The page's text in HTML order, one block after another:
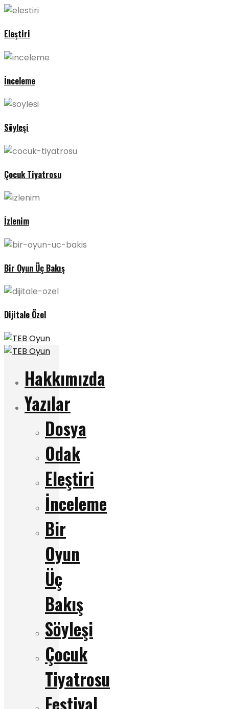
Eleştiri
İnceleme
Söyleşi
Çocuk Tiyatrosu
İzlenim
Bir Oyun Üç Bakış
Dijitale Özel
Hakkımızda
Yazılar
Dosya
Odak
Eleştiri
İnceleme
Bir
Oyun
Üç
Bakış
Söyleşi
Çocuk
Tiyatrosu